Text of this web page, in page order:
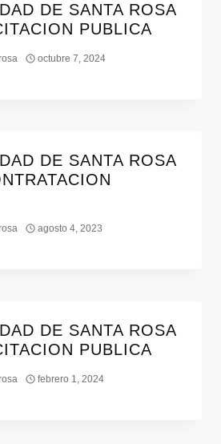
DE SANTA ROSA
PUBLICA
octubre 7, 2024
DE SANTA ROSA
agosto 4, 2023
DE SANTA ROSA
PUBLICA
febrero 1, 2024